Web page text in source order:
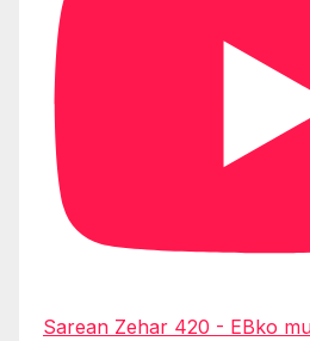
Sarean Zehar 420 - EBko